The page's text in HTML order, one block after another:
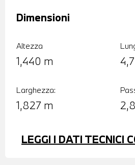
Altezza
1,440 m
Dimensioni
Larghezza:
1,827 m
LEGGI I DATI TECNICI